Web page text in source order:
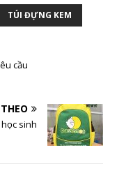
TÚI ĐỰNG KEM
cầu
sinh